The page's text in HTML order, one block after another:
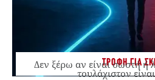
ΤΡΟΦΗ ΓΙΑ
Δεν ξέρω αν είναι σωστή ή
τουλάχιστον